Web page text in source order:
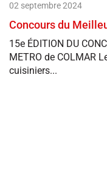
02 septembre 2024
Concours du
15e ÉDITION DU
METRO de COLMAR
cuisiniers...